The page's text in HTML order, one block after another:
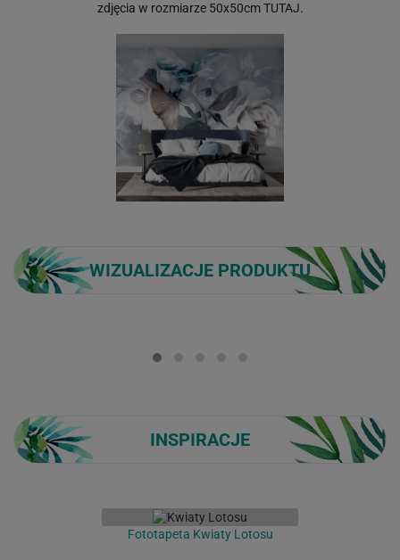
zdjęcia w rozmiarze 50x50cmTUTAJ.
WIZUALIZACJE PRODUKTU
INSPIRACJE
Fototapeta Kwiaty Lotosu